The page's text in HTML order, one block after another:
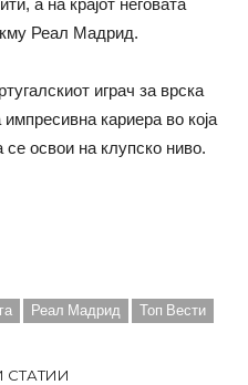
Реал Мадрид.
играч за врска
кариера во која
освои на клупско ниво.
Реал Мадрид Топ Вести
СТАТИИ